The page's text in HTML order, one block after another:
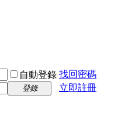
自動登錄 找回密碼
登錄
立即註冊